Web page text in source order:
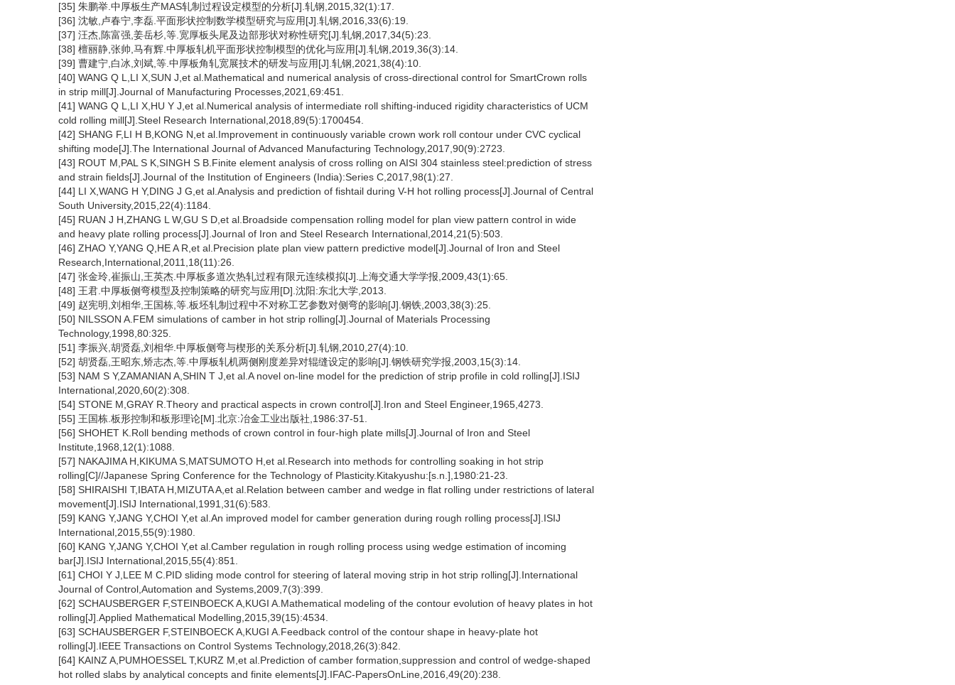
[35] 朱鹏举.中厚板生产MAS轧制过程设定模型的分析[J].轧钢,2015,32(1):17.
[36] 沈敏,卢春宁,李磊.平面形状控制数学模型研究与应用[J].轧钢,2016,33(6):19.
[37] 汪杰,陈富强,姜岳杉,等.宽厚板头尾及边部形状对称性研究[J].轧钢,2017,34(5):23.
[38] 檀丽静,张帅,马有辉.中厚板轧机平面形状控制模型的优化与应用[J].轧钢,2019,36(3):14.
[39] 曹建宁,白冰,刘斌,等.中厚板角轧宽展技术的研发与应用[J].轧钢,2021,38(4):10.
[40] WANG Q L,LI X,SUN J,et al.Mathematical and numerical analysis of cross-directional control for SmartCrown rolls
in strip mill[J].Journal of Manufacturing Processes,2021,69:451.
[41] WANG Q L,LI X,HU Y J,et al.Numerical analysis of intermediate roll shifting-induced rigidity characteristics of UCM
cold rolling mill[J].Steel Research International,2018,89(5):1700454.
[42] SHANG F,LI H B,KONG N,et al.Improvement in continuously variable crown work roll contour under CVC cyclical
shifting mode[J].The International Journal of Advanced Manufacturing Technology,2017,90(9):2723.
[43] ROUT M,PAL S K,SINGH S B.Finite element analysis of cross rolling on AISI 304 stainless steel:prediction of stress
and strain fields[J].Journal of the Institution of Engineers (India):Series C,2017,98(1):27.
[44] LI X,WANG H Y,DING J G,et al.Analysis and prediction of fishtail during V-H hot rolling process[J].Journal of Central
South University,2015,22(4):1184.
[45] RUAN J H,ZHANG L W,GU S D,et al.Broadside compensation rolling model for plan view pattern control in wide
and heavy plate rolling process[J].Journal of Iron and Steel Research International,2014,21(5):503.
[46] ZHAO Y,YANG Q,HE A R,et al.Precision plate plan view pattern predictive model[J].Journal of Iron and Steel
Research,International,2011,18(11):26.
[47] 张金玲,崔振山,王英杰.中厚板多道次热轧过程有限元连续模拟[J].上海交通大学学报,2009,43(1):65.
[48] 王君.中厚板侧弯模型及控制策略的研究与应用[D].沈阳:东北大学,2013.
[49] 赵宪明,刘相华,王国栋,等.板坯轧制过程中不对称工艺参数对侧弯的影响[J].钢铁,2003,38(3):25.
[50] NILSSON A.FEM simulations of camber in hot strip rolling[J].Journal of Materials Processing
Technology,1998,80:325.
[51] 李振兴,胡贤磊,刘相华.中厚板侧弯与楔形的关系分析[J].轧钢,2010,27(4):10.
[52] 胡贤磊,王昭东,矫志杰,等.中厚板轧机两侧刚度差异对辊缝设定的影响[J].钢铁研究学报,2003,15(3):14.
[53] NAM S Y,ZAMANIAN A,SHIN T J,et al.A novel on-line model for the prediction of strip profile in cold rolling[J].ISIJ
International,2020,60(2):308.
[54] STONE M,GRAY R.Theory and practical aspects in crown control[J].Iron and Steel Engineer,1965,4273.
[55] 王国栋.板形控制和板形理论[M].北京:冶金工业出版社,1986:37-51.
[56] SHOHET K.Roll bending methods of crown control in four-high plate mills[J].Journal of Iron and Steel
Institute,1968,12(1):1088.
[57] NAKAJIMA H,KIKUMA S,MATSUMOTO H,et al.Research into methods for controlling soaking in hot strip
rolling[C]//Japanese Spring Conference for the Technology of Plasticity.Kitakyushu:[s.n.],1980:21-23.
[58] SHIRAISHI T,IBATA H,MIZUTA A,et al.Relation between camber and wedge in flat rolling under restrictions of lateral
movement[J].ISIJ International,1991,31(6):583.
[59] KANG Y,JANG Y,CHOI Y,et al.An improved model for camber generation during rough rolling process[J].ISIJ
International,2015,55(9):1980.
[60] KANG Y,JANG Y,CHOI Y,et al.Camber regulation in rough rolling process using wedge estimation of incoming
bar[J].ISIJ International,2015,55(4):851.
[61] CHOI Y J,LEE M C.PID sliding mode control for steering of lateral moving strip in hot strip rolling[J].International
Journal of Control,Automation and Systems,2009,7(3):399.
[62] SCHAUSBERGER F,STEINBOECK A,KUGI A.Mathematical modeling of the contour evolution of heavy plates in hot
rolling[J].Applied Mathematical Modelling,2015,39(15):4534.
[63] SCHAUSBERGER F,STEINBOECK A,KUGI A.Feedback control of the contour shape in heavy-plate hot
rolling[J].IEEE Transactions on Control Systems Technology,2018,26(3):842.
[64] KAINZ A,PUMHOESSEL T,KURZ M,et al.Prediction of camber formation,suppression and control of wedge-shaped
hot rolled slabs by analytical concepts and finite elements[J].IFAC-PapersOnLine,2016,49(20):238.